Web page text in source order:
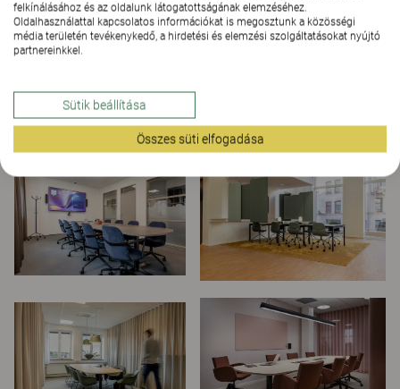
felkínálásához és az oldalunk látogatottságának elemzéséhez.
Oldalhasználattal kapcsolatos információkat is megosztunk a közösségi
média területén tevékenykedő, a hirdetési és elemzési szolgáltatásokat nyújtó
partnereinkkel.
Sütik beállítása
Összes süti elfogadása